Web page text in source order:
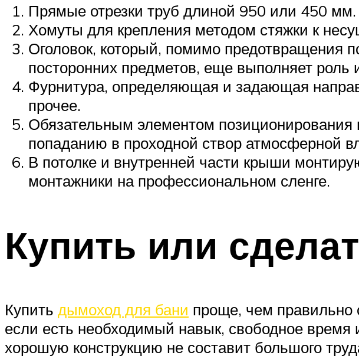
Прямые отрезки труб длиной 950 или 450 мм.
Хомуты для крепления методом стяжки к
Оголовок, который, помимо предотвращения
посторонних предметов, еще выполняет роль
Фурнитура, определяющая и задающая
прочее.
Обязательным элементом позиционирования
попаданию в проходной створ атмосферной
В потолке и внутренней части крыши
монтажники на профессиональном сленге.
Купить или
Купить дымоход для бани проще, чем правильно
если есть необходимый навык, свободное
хорошую конструкцию не составит большого